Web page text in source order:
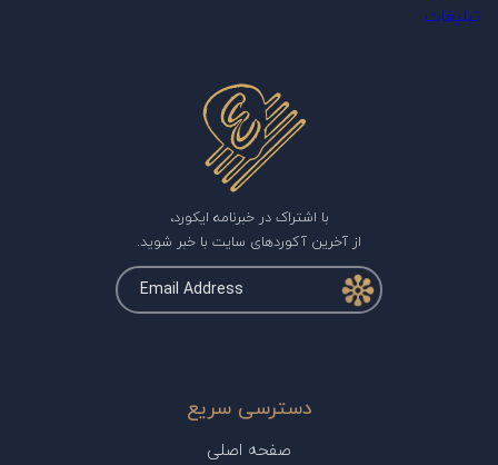
تبلیغات
با اشتراک در خبرنامه ایکورد،
از آخرین آکوردهای سایت با خبر شوید.
دسترسی سریع
صفحه اصلی